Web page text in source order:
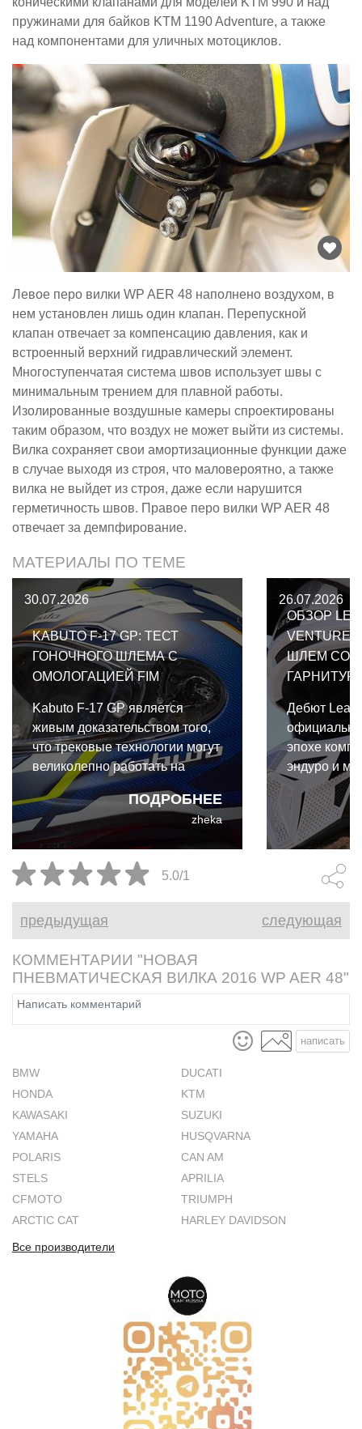
пружинами для байков KTM 1190 Adventure, а также
над компонентами для уличных мотоциклов.
Левое перо вилки WP AER 48 наполнено воздухом, в
нем установлен лишь один клапан. Перепускной
клапан отвечает за компенсацию давления, как и
встроенный верхний гидравлический элемент.
Многоступенчатая система швов использует швы с
минимальным трением для плавной работы.
Изолированные воздушные камеры спроектированы
таким образом, что воздух не может выйти из системы.
Вилка сохраняет свои амортизационные функции даже
в случае выходя из строя, что маловероятно, а также
вилка не выйдет из строя, даже если нарушится
герметичность швов. Правое перо вилки WP AER 48
отвечает за демпфирование.
МАТЕРИАЛЫ ПО ТЕМЕ
30.07.2026
KABUTO F-17 GP: ТЕСТ
ГОНОЧНОГО ШЛЕМА С
ОМОЛОГАЦИЕЙ FIM
ПОДРОБНЕЕ
Kabuto F-17 GP является
живым доказательством того,
что трековые технологии могут
великолепно работать на
улице. И даже для такого
райдера выходного дня, как я,
преимущества Kabuto F-17 GP
абсолютно реальны и
неоспоримы.
zheka
26.07.2026
ОБЗОР
VENTURE
ШЛЕМ СО
Дебют Leatt
эпохе
эндуро и
Cardo и
собой
бездорожья.
5.0/1
предыдущая следующая
КОММЕНТАРИИ "НОВАЯ
ПНЕВМАТИЧЕСКАЯ ВИЛКА 2016 WP AER 48"
написать
BMW
DUCATI
HONDA
KTM
KAWASAKI
SUZUKI
YAMAHA
HUSQVARNA
POLARIS
CAN AM
STELS
APRILIA
CFMOTO
TRIUMPH
ARCTIC CAT
HARLEY DAVIDSON
Все производители